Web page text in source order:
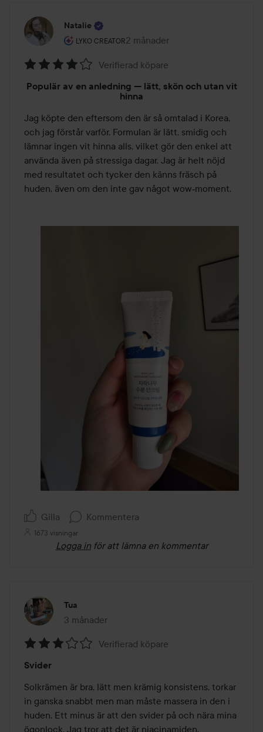
Natalie
LYKO CREATOR
Användarens roll: Lyko Creator.
2 månader
Inlägget skapades 2 månader
4
5
Verifierad köpare
Populär av en anledning — lätt, skön och utan vit
hinna
Jag köpte den eftersom den är så omtalad i Korea,
och jag förstår varför. Formulan är lätt, smidig och
lämnar ingen vit hinna alls, vilket gör den enkel att
använda även på stressiga dagar. Jag är helt nöjd
med resultatet och tycker den känns fräsch på
huden, även om den inte gav något wow‑moment.
Gilla Kommentera
1673 visningar
Logga in för att lämna en kommentar
Tua
3 månader
Inlägget skapades 3 månader
3
av
5
Verifierad köpare
Svider
Solkrämen är bra, lätt men krämig konsistens, torkar
in ganska snabbt men man måste massera in den i
huden. Ett minus är att den svider på och nära mina
ögonlock. Jag tror att det är niacinamiden.